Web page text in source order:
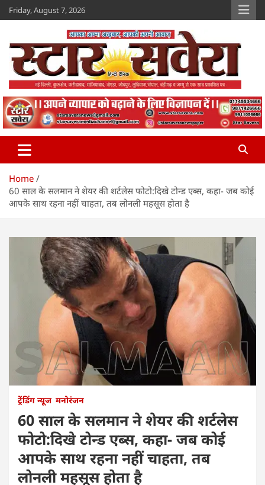
Skip
to
Friday, August 7, 2026
Star Savera
www.starsavera.com
Home
60 साल के सलमान ने शेयर की शर्टलेस फोटो:दिखे टोन्ड एब्स, कहा- जब कोई
आपके साथ रहना नहीं चाहता, तब लोनली महसूस होता है
ट्रेंडिंग न्यूज मनोरंजन
60 साल के सलमान ने शेयर की शर्टलेस
फोटो:दिखे टोन्ड एब्स, कहा- जब कोई
आपके साथ रहना नहीं चाहता, तब
लोनली महसूस होता है